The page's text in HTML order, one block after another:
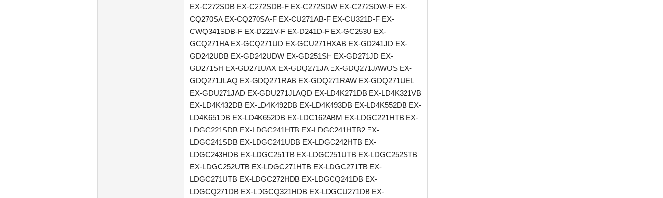
EX-C272SDB EX-C272SDB-F EX-C272SDW EX-C272SDW-F EX-
CQ270SA EX-CQ270SA-F EX-CU271AB-F EX-CU321D-F EX-
CWQ341SDB-F EX-D221V-F EX-D241D-F EX-GC253U EX-
GCQ271HA EX-GCQ271UD EX-GCU271HXAB EX-GD241JD EX-
GD242UDB EX-GD242UDW EX-GD251SH EX-GD271JD EX-
GD271SH EX-GD271UAX EX-GDQ271JA EX-GDQ271JAWOS EX-
GDQ271JLAQ EX-GDQ271RAB EX-GDQ271RAW EX-GDQ271UEL
EX-GDU271JAD EX-GDU271JLAQD EX-LD4K271DB EX-LD4K321VB
EX-LD4K432DB EX-LD4K492DB EX-LD4K493DB EX-LD4K552DB EX-
LD4K651DB EX-LD4K652DB EX-LDC162ABM EX-LDGC221HTB EX-
LDGC221SDB EX-LDGC241HTB EX-LDGC241HTB2 EX-
LDGC241SDB EX-LDGC241UDB EX-LDGC242HTB EX-
LDGC243HDB EX-LDGC251TB EX-LDGC251UTB EX-LDGC252STB
EX-LDGC252UTB EX-LDGC271HTB EX-LDGC271TB EX-
LDGC271UTB EX-LDGC272HDB EX-LDGCQ241DB EX-
LDGCQ271DB EX-LDGCQ321HDB EX-LDGCU271DB EX-